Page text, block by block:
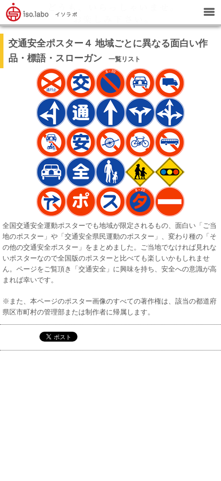
交通安全ポスター４ 地域ごとに異なる面白い作
品・標語・スローガン
一覧リスト
全国交通安全運動ポスターでも地域が限定されるもの、面白い「ご当
地のポスター」や「交通安全県民運動のポスター」、変わり種の「そ
の他の交通安全ポスター」をまとめました。ご当地でなければ見れな
いポスターなので全国版のポスターと比べても楽しいかもしれませ
ん。ページをご覧頂き「交通安全」に興味を持ち、安全への意識が高
まれば幸いです。
※また、本ページのポスター画像のすべての著作権は、該当の都道府
県区市町村の管理部または制作者に帰属します。